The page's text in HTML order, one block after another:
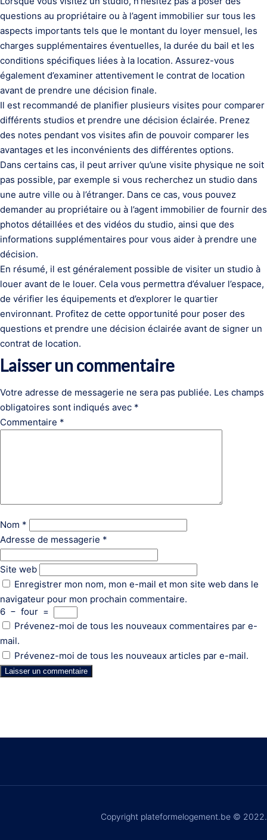
questions au propriétaire ou à l’agent immobilier sur tous les
aspects importants tels que le montant du loyer mensuel, les
charges supplémentaires éventuelles, la durée du bail et les
conditions spécifiques liées à la location. Assurez-vous
également d’examiner attentivement le contrat de location
avant de prendre une décision finale.
Il est recommandé de planifier plusieurs visites pour comparer
différents studios et prendre une décision éclairée. Prenez
des notes pendant vos visites afin de pouvoir comparer les
avantages et les inconvénients des différentes options.
Dans certains cas, il peut arriver qu’une visite physique ne soit
pas possible, par exemple si vous recherchez un studio dans
une autre ville ou à l’étranger. Dans ce cas, vous pouvez
demander au propriétaire ou à l’agent immobilier de fournir des
photos détaillées et des vidéos du studio, ainsi que des
informations supplémentaires pour vous aider à prendre une
décision.
En résumé, il est généralement possible de visiter un studio à
louer avant de le louer. Cela vous permettra d’évaluer l’espace,
de vérifier les équipements et d’explorer le quartier
environnant. Profitez de cette opportunité pour poser des
questions et prendre une décision éclairée avant de signer un
contrat de location.
Laisser un commentaire
Votre adresse de messagerie ne sera pas publiée. Les champs
obligatoires sont indiqués avec *
Commentaire *
Nom *
Adresse de messagerie *
Site web
Enregistrer mon nom, mon e-mail et mon site web dans le
navigateur pour mon prochain commentaire.
6 − four =
Prévenez-moi de tous les nouveaux commentaires par e-
mail.
Prévenez-moi de tous les nouveaux articles par e-mail.
Copyright plateformelogement.be © 2022.